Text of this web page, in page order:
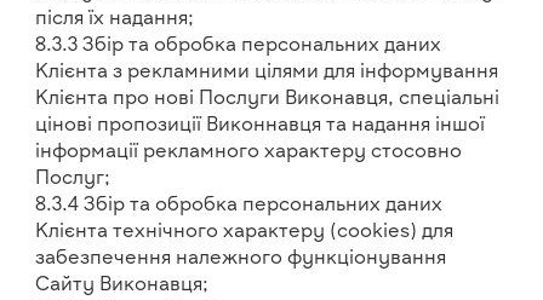
після їх надання;
8.3.3 Збір та обробка персональних даних
Клієнта з рекламними цілями для інформування
Клієнта про нові Послуги Виконавця, спеціальні
цінові пропозиції Виконнавця та надання іншої
інформації рекламного характеру стосовно
Послуг;
8.3.4 Збір та обробка персональних даних
Клієнта технічного характеру (cookies) для
забезпечення належного функціонування
Сайту Виконавця;